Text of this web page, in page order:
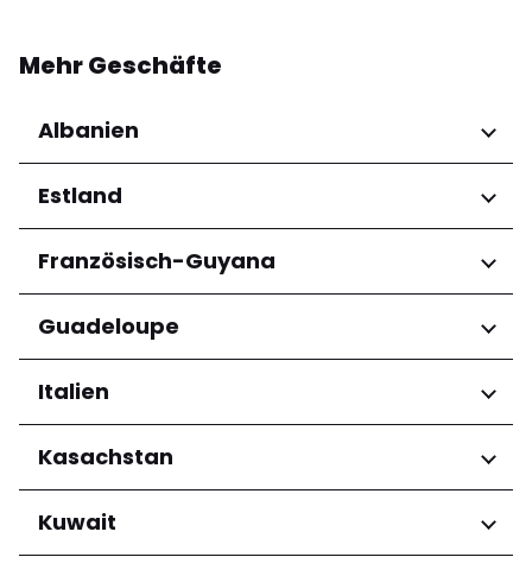
Mehr Geschäfte
Albanien
Regionen
Qarku i Tiranës
Estland
Regionen
Harju maakond
Tartu maakond
Französisch-Guyana
Regionen
Arrondissement de Cayenne
Guadeloupe
Regionen
Grande-Terre
Italien
Regionen
Abruzzo
Basilicata
Calabria
Kasachstan
Regionen
Almaty Region
Kuwait